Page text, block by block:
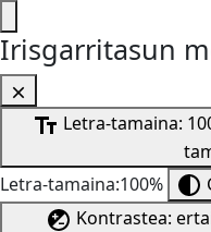
Irisgarritasun
Letra-tamaina:
Letra-tamaina:100%
Kontrastea: